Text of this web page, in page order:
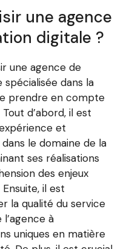
une agence
digitale ?
une agence de
dans la
prendre en compte
d’abord, il est
et
le domaine de la
ses réalisations
des enjeux
il est
la qualité du service
à
uniques en matière